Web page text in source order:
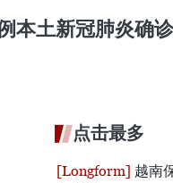
本土新冠肺炎确
点击最多
越南